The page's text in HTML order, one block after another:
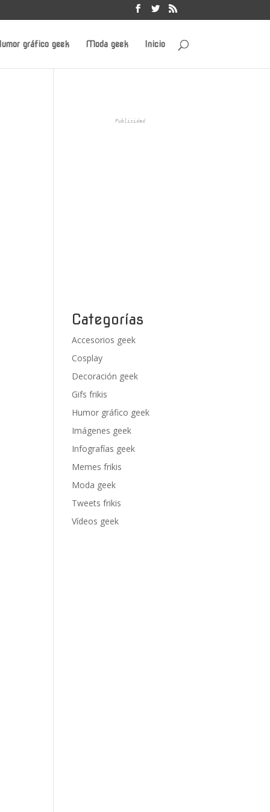
gráfico geek Moda geek Inicio
Publicidad
Categorías
Accesorios geek
Cosplay
Decoración geek
Gifs frikis
Humor gráfico geek
Imágenes geek
Infografías geek
Memes frikis
Moda geek
Tweets frikis
Vídeos geek